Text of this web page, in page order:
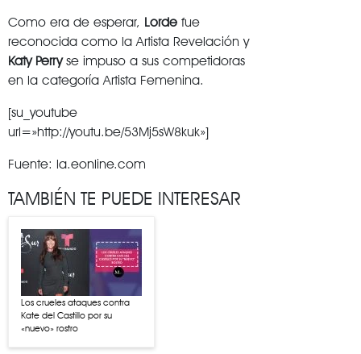
Como era de esperar, Lorde fue
reconocida como la Artista Revelación y
Katy Perryse impuso a sus competidoras
en la categoría Artista Femenina.
[su_youtube
url=»http://youtu.be/53Mj5sW8kuk»]
Fuente: la.eonline.com
TAMBIÉN TE PUEDE INTERESAR
Los crueles ataques contra
Kate del Castillo por su
«nuevo» rostro